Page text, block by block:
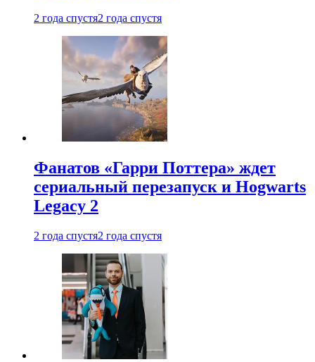
2 года спустя2 года спустя
Фанатов «Гарри Поттера» ждет
сериальный перезапуск и Hogwarts
Legacy 2
2 года спустя2 года спустя